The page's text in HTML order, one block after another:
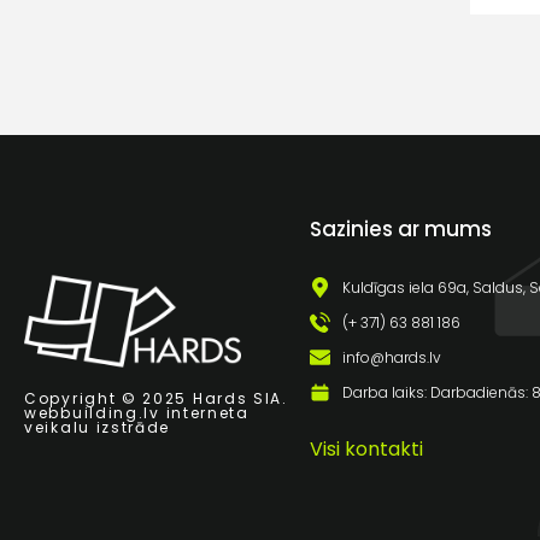
Copyright © 2025 Hards SIA.
webbuilding.lv interneta
veikalu izstrāde
Sazinies ar mums
Kuldīgas iela 69a, Saldus,
(+ 371) 63 881 186
info@hards.lv
Darba laiks: Darbadienās:
Visi kontakti